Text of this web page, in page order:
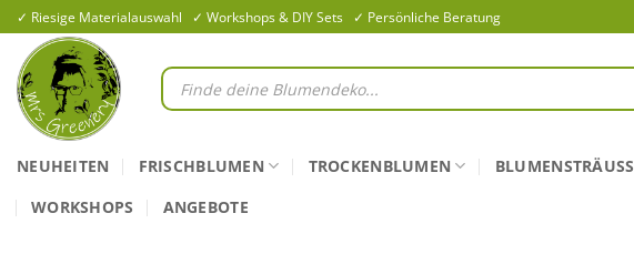
Zum
Inhalt
springen
✓ Riesige Materialauswahl ✓ Workshops & DIY Sets ✓ Persönliche Beratung
Products
search
NEUHEITEN FRISCHBLUMEN TROCKENBLUMEN BLUMENSTRÄUSSE
WORKSHOPS
ANGEBOTE